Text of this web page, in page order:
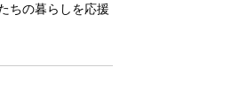
ちの暮らしを応援